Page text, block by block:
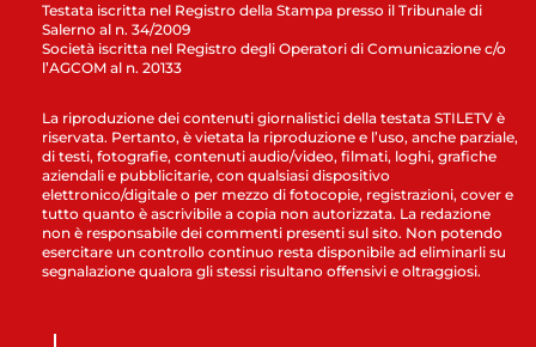
Testata iscritta nel Registro della Stampa presso il Tribunale di
Salerno al n. 34/2009
Società iscritta nel Registro degli Operatori di Comunicazione c/o
l’AGCOM al n. 20133
La riproduzione dei contenuti giornalistici della testata STILETV è
riservata. Pertanto, è vietata la riproduzione e l’uso, anche parziale,
di testi, fotografie, contenuti audio/video, filmati, loghi, grafiche
aziendali e pubblicitarie, con qualsiasi dispositivo
elettronico/digitale o per mezzo di fotocopie, registrazioni, cover e
tutto quanto è ascrivibile a copia non autorizzata. La redazione
non è responsabile dei commenti presenti sul sito. Non potendo
esercitare un controllo continuo resta disponibile ad eliminarli su
segnalazione qualora gli stessi risultano offensivi e oltraggiosi.